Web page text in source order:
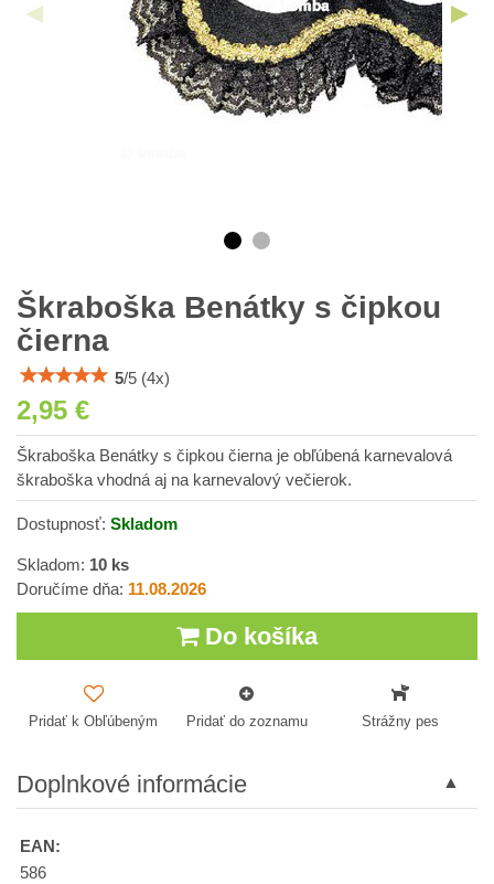
Škraboška Benátky s čipkou
čierna
5/5 (4x)
2,95 €
Škraboška Benátky s čipkou čierna je obľúbená karnevalová
škraboška vhodná aj na karnevalový večierok.
Dostupnosť: Skladom
Skladom: 10 ks
Doručíme dňa: 11.08.2026
Do košíka
Pridať k Obľúbeným Pridať do zoznamu Strážny pes
Doplnkové informácie
EAN:
586